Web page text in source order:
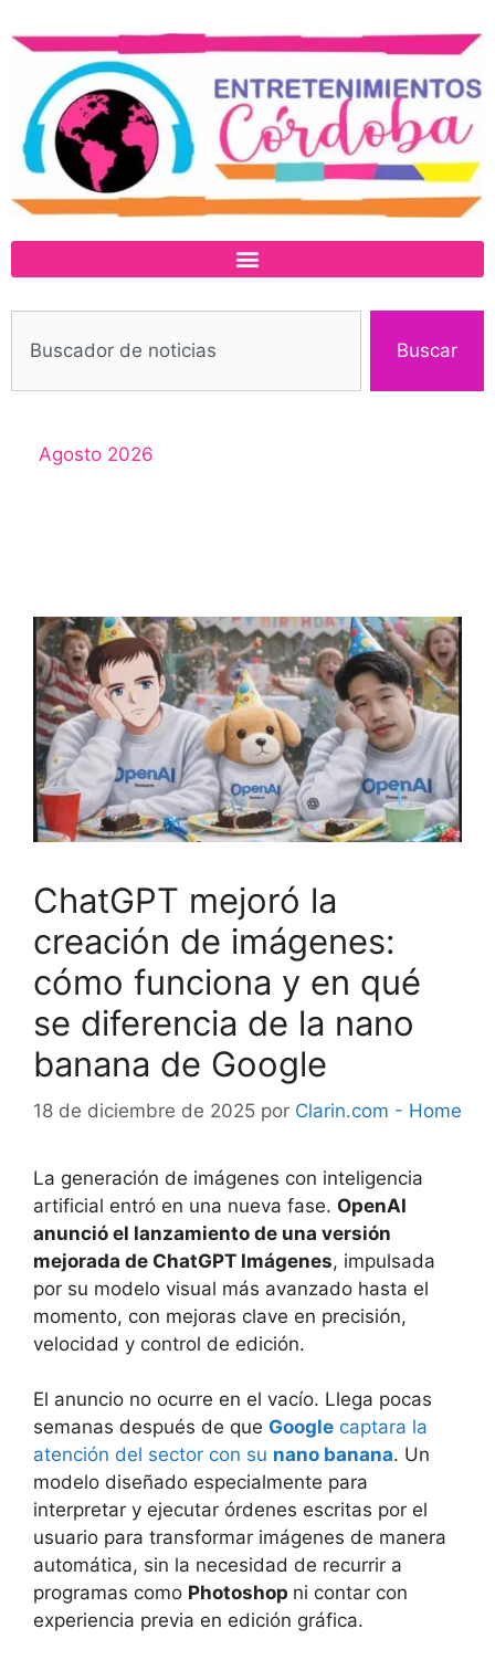
Buscar
Agosto 2026
ChatGPT mejoró la
creación de imágenes:
cómo funciona y en qué
se diferencia de la nano
banana de Google
18 de diciembre de 2025 por Clarin.com - Home
La generación de imágenes con inteligencia
artificial entró en una nueva fase. OpenAI
anunció el lanzamiento de una versión
mejorada de ChatGPT Imágenes, impulsada
por su modelo visual más avanzado hasta el
momento, con mejoras clave en precisión,
velocidad y control de edición.
El anuncio no ocurre en el vacío. Llega pocas
semanas después de que Google captara la
atención del sector con su nano banana. Un
modelo diseñado especialmente para
interpretar y ejecutar órdenes escritas por el
usuario para transformar imágenes de manera
automática, sin la necesidad de recurrir a
programas como Photoshop ni contar con
experiencia previa en edición gráfica.